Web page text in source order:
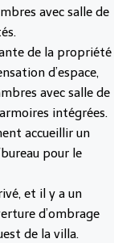
avec salle de
de la propriété
d’espace,
avec salle de
intégrées.
accueillir un
pour le
et il y a un
d’ombrage
de la villa.